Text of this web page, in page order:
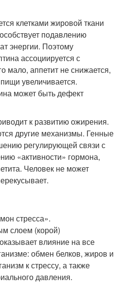
клетками жировой ткани
подавлению
энергии. Поэтому
ассоциируется с
мало, аппетит не снижается,
увеличивается.
может быть дефект
к развитию ожирения.
другие механизмы. Генные
регулирующей связи с
«активности» гормона,
Человек не может
стресса».
слоем (корой)
влияние на все
обмен белков, жиров и
к стрессу, а также
давления.